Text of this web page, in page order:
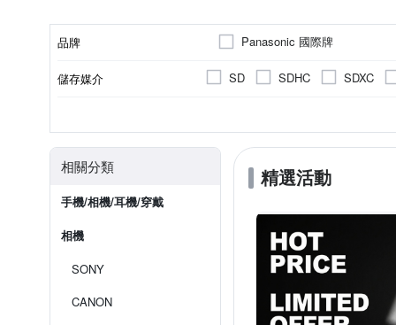
品牌 Panasonic 國際牌
儲存媒介 SD SDHC SDXC
相關分類
手機/相機/耳機/穿戴
相機
SONY
CANON
精選活動